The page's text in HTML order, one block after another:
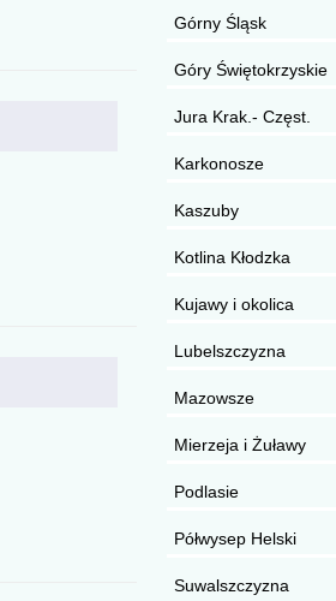
Górny Śląsk
Góry Świętokrzyskie
Jura Krak.- Częst.
Karkonosze
Kaszuby
Kotlina Kłodzka
Kujawy i okolica
Lubelszczyzna
Mazowsze
Mierzeja i Żuławy
Podlasie
Półwysep Helski
Suwalszczyzna